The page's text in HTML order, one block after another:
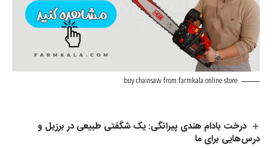
‌buy chainsaw from farmkala online store
درخت بادام هندی پیرانگی: یک شگفتی طبیعی در برزیل و
درس‌هایی برای ما